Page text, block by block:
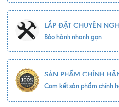
LẮP ĐẶT CHUYÊN
Bảo hành nhanh gọn
SẢN PHẨM CHÍNH
Cam kết sản phẩm chính